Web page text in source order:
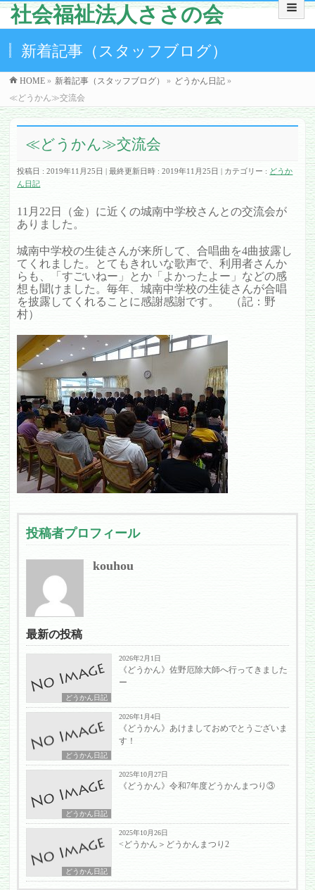
社会福祉法人ささの会
新着記事（スタッフブログ）
HOME » 新着記事（スタッフブログ） » どうかん日記 »
≪どうかん≫交流会
≪どうかん≫交流会
投稿日 : 2019年11月25日 最終更新日時 : 2019年11月25日 カテゴリー : どうか
ん日記
11月22日（金）に近くの城南中学校さんとの交流会が
ありました。
城南中学校の生徒さんが来所して、合唱曲を4曲披露し
てくれました。とてもきれいな歌声で、利用者さんか
らも、「すごいねー」とか「よかったよー」などの感
想も聞けました。毎年、城南中学校の生徒さんが合唱
を披露してくれることに感謝感謝です。 （記：野
村）
投稿者プロフィール
kouhou
最新の投稿
どうかん日記
2026年2月1日
《どうかん》佐野厄除大師へ行ってきました
ー
どうかん日記
2026年1月4日
《どうかん》あけましておめでとうございま
す！
どうかん日記
2025年10月27日
《どうかん》令和7年度どうかんまつり③
どうかん日記
2025年10月26日
<どうかん＞どうかんまつり2